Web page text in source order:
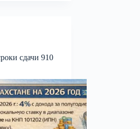
сдачи 910